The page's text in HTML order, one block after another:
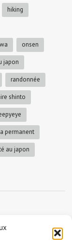
hiking
onsen
japon
randonnée
shinto
permanent
au japon